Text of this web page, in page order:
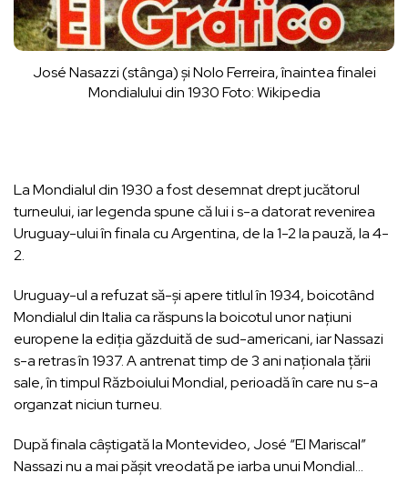
José Nasazzi (stânga) și Nolo Ferreira, înaintea finalei
Mondialului din 1930 Foto: Wikipedia
La Mondialul din 1930 a fost desemnat drept jucătorul
turneului, iar legenda spune că lui i s-a datorat revenirea
Uruguay-ului în finala cu Argentina, de la 1-2 la pauză, la 4-
2.
Uruguay-ul a refuzat să-și apere titlul în 1934, boicotând
Mondialul din Italia ca răspuns la boicotul unor națiuni
europene la ediția găzduită de sud-americani, iar Nassazi
s-a retras în 1937. A antrenat timp de 3 ani naționala țării
sale, în timpul Războiului Mondial, perioadă în care nu s-a
organzat niciun turneu.
După finala câștigată la Montevideo, José “El Mariscal”
Nassazi nu a mai pășit vreodată pe iarba unui Mondial…